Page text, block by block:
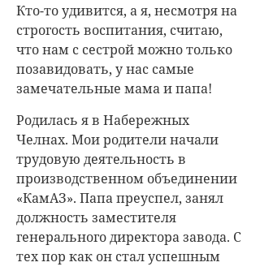
Кто-то удивится, а я, несмотря на
строгость воспитания, считаю,
что нам с сестрой можно только
позавидовать, у нас самые
замечательные мама и папа!
Родилась я в Набережных
Челнах. Мои родители начали
трудовую деятельность в
производственном объединении
«КамАЗ». Папа преуспел, занял
должность заместителя
генерального директора завода. С
тех пор как он стал успешным